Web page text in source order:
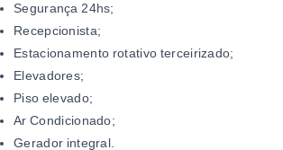
Segurança 24hs;
Recepcionista;
Estacionamento rotativo terceirizado;
Elevadores;
Piso elevado;
Ar Condicionado;
Gerador integral.